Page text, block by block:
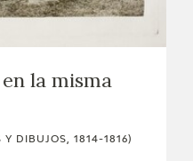
la misma
Y DIBUJOS, 1814-1816)